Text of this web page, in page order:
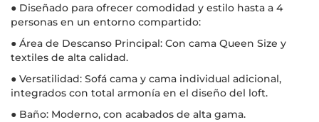
● Diseñado para ofrecer comodidad y estilo hasta a 4
personas en un entorno compartido:
● Área de Descanso Principal: Con cama Queen Size y
textiles de alta calidad.
● Versatilidad: Sofá cama y cama individual adicional,
integrados con total armonía en el diseño del loft.
● Baño: Moderno, con acabados de alta gama.